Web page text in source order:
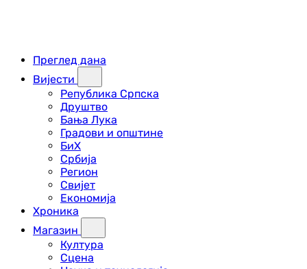
Преглед дана
Вијести
Република Српска
Друштво
Бања Лука
Градови и општине
БиХ
Србија
Регион
Свијет
Економија
Хроника
Магазин
Култура
Сцена